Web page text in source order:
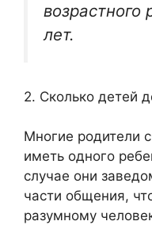
лет.
2. Сколько детей
Многие родители
иметь одного
случае они
части общения,
разумному